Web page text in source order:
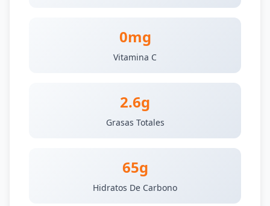
0mg
Vitamina C
2.6g
Grasas Totales
65g
Hidratos De Carbono